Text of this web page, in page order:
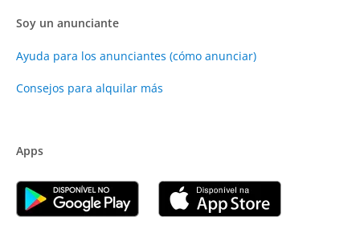
Soy un anunciante
Ayuda para los anunciantes (cómo anunciar)
Consejos para alquilar más
Apps